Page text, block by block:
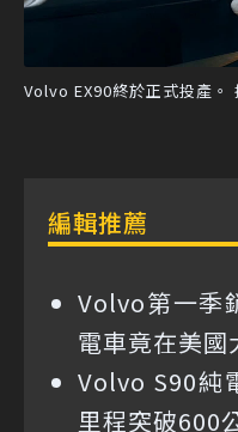
Volvo EX90終於正式投產。
編輯推薦
Volvo第一季
電車竟在美國
Volvo S90純
里程突破600